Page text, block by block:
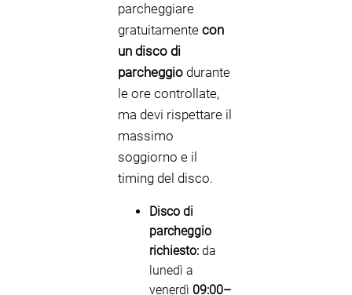
parcheggiare
gratuitamente con
un disco di
parcheggio durante
le ore controllate,
ma devi rispettare il
massimo
soggiorno e il
timing del disco.
Disco di
parcheggio
richiesto: da
lunedì a
venerdì 09:00–